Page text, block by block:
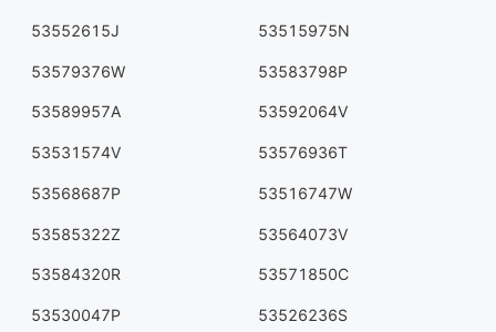
53552615J 53515975N
53579376W 53583798P
53589957A 53592064V
53531574V 53576936T
53568687P 53516747W
53585322Z 53564073V
53584320R 53571850C
53530047P 53526236S